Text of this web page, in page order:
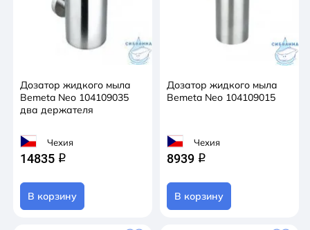
Дозатор жидкого мыла
Bemeta Neo 104109035
два держателя
Чехия
14835 q
В корзину
Дозатор жидкого мыла
Bemeta Neo 104109015
Чехия
8939 q
В корзину